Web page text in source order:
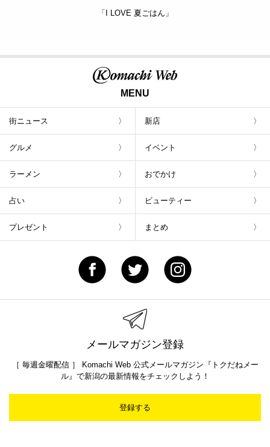
「I LOVE 夏ごはん」
MENU
街ニュース 新店
グルメ イベント
ラーメン おでかけ
占い ビューティー
プレゼント まとめ
メールマガジン登録
［ 毎週金曜配信 ］ Komachi Web 公式メールマガジン『トクだねメー
ル』で新潟の最新情報をチェックしよう！
登録する